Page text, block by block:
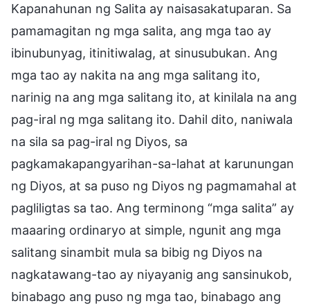
Kapanahunan ng Salita ay naisasakatuparan. Sa
pamamagitan ng mga salita, ang mga tao ay
ibinubunyag, itinitiwalag, at sinusubukan. Ang
mga tao ay nakita na ang mga salitang ito,
narinig na ang mga salitang ito, at kinilala na ang
pag-iral ng mga salitang ito. Dahil dito, naniwala
na sila sa pag-iral ng Diyos, sa
pagkamakapangyarihan-sa-lahat at karunungan
ng Diyos, at sa puso ng Diyos ng pagmamahal at
pagliligtas sa tao. Ang terminong “mga salita” ay
maaaring ordinaryo at simple, ngunit ang mga
salitang sinambit mula sa bibig ng Diyos na
nagkatawang-tao ay niyayanig ang sansinukob,
binabago ang puso ng mga tao, binabago ang